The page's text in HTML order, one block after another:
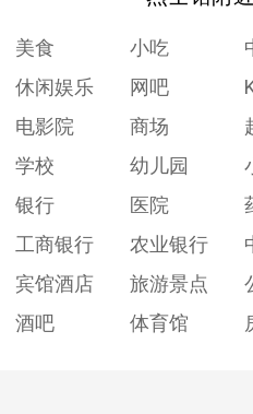
美食 小吃
休闲娱乐
网吧
电影院
商场
学校
幼儿园
银行
医院
工商银行
农业银行
宾馆酒店
旅游景点
酒吧
体育馆